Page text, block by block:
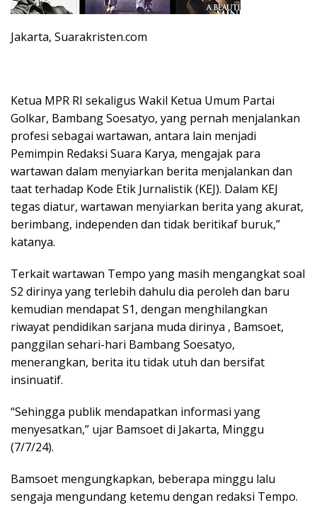
Jakarta, Suarakristen.com
Ketua MPR RI sekaligus Wakil Ketua Umum Partai
Golkar, Bambang Soesatyo, yang pernah menjalankan
profesi sebagai wartawan, antara lain menjadi
Pemimpin Redaksi Suara Karya, mengajak para
wartawan dalam menyiarkan berita menjalankan dan
taat terhadap Kode Etik Jurnalistik (KEJ). Dalam KEJ
tegas diatur, wartawan menyiarkan berita yang akurat,
berimbang, independen dan tidak beritikaf buruk,”
katanya.
Terkait wartawan Tempo yang masih mengangkat soal
S2 dirinya yang terlebih dahulu dia peroleh dan baru
kemudian mendapat S1, dengan menghilangkan
riwayat pendidikan sarjana muda dirinya , Bamsoet,
panggilan sehari-hari Bambang Soesatyo,
menerangkan, berita itu tidak utuh dan bersifat
insinuatif.
“Sehingga publik mendapatkan informasi yang
menyesatkan,” ujar Bamsoet di Jakarta, Minggu
(7/7/24).
Bamsoet mengungkapkan, beberapa minggu lalu
sengaja mengundang ketemu dengan redaksi Tempo.